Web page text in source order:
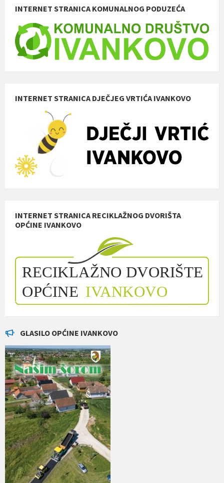
INTERNET STRANICA KOMUNALNOG PODUZEĆA
INTERNET STRANICA DJEČJEG VRTIĆA IVANKOVO
INTERNET STRANICA RECIKLAŽNOG DVORIŠTA
OPĆINE IVANKOVO
GLASILO OPĆINE IVANKOVO